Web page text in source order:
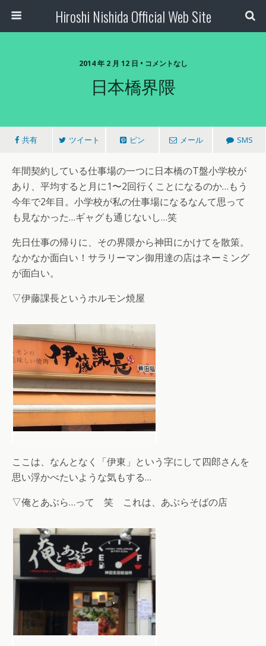
Hiroshi Nishida Official Web Site
2014 年 2 月 12 日 • コメントなし
日本橋界隈
共有 ツイート ピン メール SMS
年間契約している仕事場の一つに日本橋のT盤小学校が
あり、平均すると月に1〜2回行くことになるのか…もう
今年で2年目。小学校が私の仕事場になるなんて思って
も見なかった…ギャグも通じないし…笑
先日仕事の帰りに、その界隈から神田にかけてを散策。
なかなか面白い！サラリーマン御用達の店はネーミング
が面白い。
▽伊藤課長というホルモン焼屋
ここは、なんとなく「伊東」という字にして四郎さんを
思い浮かべたいような気もする…
▽俺とあぶら…って 笑 これは、あぶらそばの店